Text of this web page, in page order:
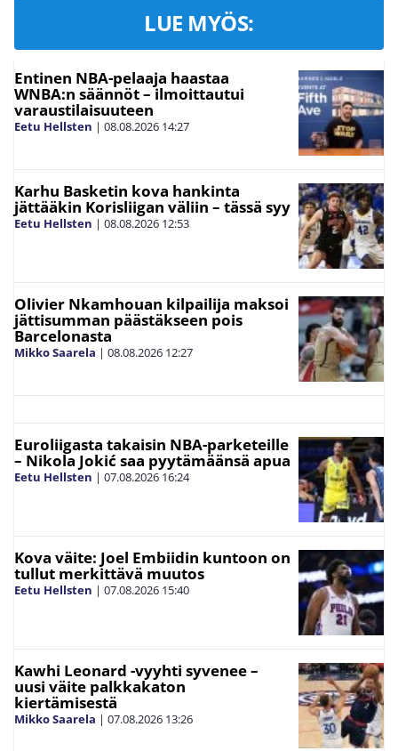
LUE MYÖS:
Entinen NBA-pelaaja haastaa
WNBA:n säännöt – ilmoittautui
varaustilaisuuteen
Eetu Hellsten | 08.08.2026 14:27
Karhu Basketin kova hankinta
jättääkin Korisliigan väliin – tässä syy
Eetu Hellsten | 08.08.2026 12:53
Olivier Nkamhouan kilpailija maksoi
jättisumman päästäkseen pois
Barcelonasta
Mikko Saarela | 08.08.2026 12:27
Euroliigasta takaisin NBA-parketeille
– Nikola Jokić saa pyytämäänsä apua
Eetu Hellsten | 07.08.2026 16:24
Kova väite: Joel Embiidin kuntoon on
tullut merkittävä muutos
Eetu Hellsten | 07.08.2026 15:40
Kawhi Leonard -vyyhti syvenee –
uusi väite palkkakaton
kiertämisestä
Mikko Saarela | 07.08.2026 13:26